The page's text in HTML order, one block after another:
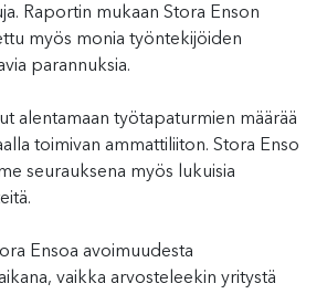
Raportin mukaan Stora Enson
myös monia työntekijöiden
parannuksia.
alentamaan työtapaturmien määrää
toimivan ammattiliiton. Stora Enso
seurauksena myös lukuisia
Ensoa avoimuudesta
vaikka arvosteleekin yritystä